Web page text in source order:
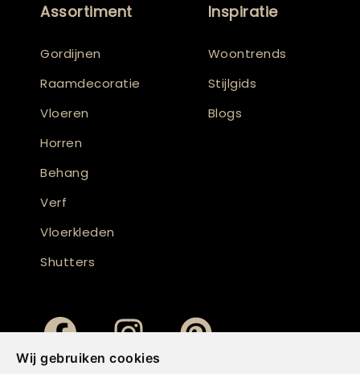
Wij gebruiken cookies
Assortiment
Gordijnen
Raamdecoratie
Vloeren
Horren
Behang
Verf
Vloerkleden
Shutters
Inspiratie
Woontrends
Stijlgids
Blogs